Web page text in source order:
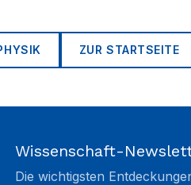
ZUR STARTSEITE
Wissenschaft-
Die wichtigsten